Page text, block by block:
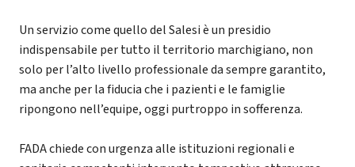
Un servizio come quello del Salesi è un presidio
indispensabile per tutto il territorio marchigiano, non
solo per l’alto livello professionale da sempre garantito,
ma anche per la fiducia che i pazienti e le famiglie
ripongono nell’equipe, oggi purtroppo in sofferenza.
FADA chiede con urgenza alle istituzioni regionali e